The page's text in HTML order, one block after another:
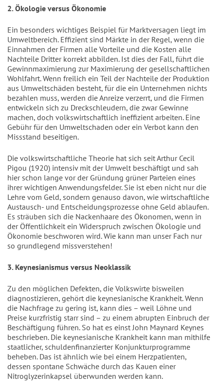
2. Ökologie versus Ökonomie
Ein besonders wichtiges Beispiel für Marktversagen liegt im
Umweltbereich. Effizient sind Märkte in der Regel, wenn die
Einnahmen der Firmen alle Vorteile und die Kosten alle
Nachteile Dritter korrekt abbilden. Ist dies der Fall, führt die
Gewinnmaximierung zur Maximierung der gesellschaftlichen
Wohlfahrt. Wenn freilich ein Teil der Nachteile der Produktion
aus Umweltschäden besteht, für die ein Unternehmen nichts
bezahlen muss, werden die Anreize verzerrt, und die Firmen
entwickeln sich zu Dreckschleudern, die zwar Gewinne
machen, doch volkswirtschaftlich ineffizient arbeiten. Eine
Gebühr für den Umweltschaden oder ein Verbot kann den
Missstand beseitigen.
Die volkswirtschaftliche Theorie hat sich seit Arthur Cecil
Pigou (1920) intensiv mit der Umwelt beschäftigt und sah
hier schon lange vor der Gründung grüner Parteien eines
ihrer wichtigen Anwendungsfelder. Sie ist eben nicht nur die
Lehre vom Geld, sondern genauso davon, wie wirtschaftliche
Austausch- und Entscheidungsprozesse ohne Geld ablaufen.
Es sträuben sich die Nackenhaare des Ökonomen, wenn in
der Öffentlichkeit ein Widerspruch zwischen Ökologie und
Ökonomie beschworen wird. Wie kann man unser Fach nur
so grundlegend missverstehen!
3. Keynesianismus versus Neoklassik
Zu den möglichen Defekten, die Volkswirte bisweilen
diagnostizieren, gehört die keynesianische Krankheit. Wenn
die Nachfrage zu gering ist, kann dies – weil Löhne und
Preise kurzfristig starr sind – zu einem abrupten Einbruch der
Beschäftigung führen. So hat es einst John Maynard Keynes
beschrieben. Die keynesianische Krankheit kann man mithilfe
staatlicher, schuldenfinanzierter Konjunkturprogramme
beheben. Das ist ähnlich wie bei einem Herzpatienten,
dessen spontane Schwäche durch das Kauen einer
Nitroglyzerinkapsel überwunden werden kann.